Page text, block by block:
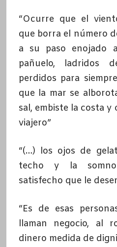
“Ocurre que el
que borra el número
a su paso enojado
pañuelo, ladridos
perdidos para
que la mar se
sal, embiste la costa y
viajero”
“(…) los ojos de
techo y la
satisfecho que le
“Es de esas
llaman negocio, al
dinero medida de